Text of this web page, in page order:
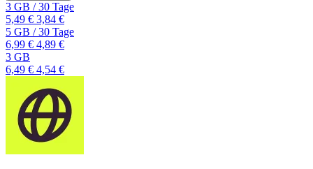
3 GB /30 Tage
5,49 € 3,84 €
5 GB /30 Tage
6,99 € 4,89 €
3 GB
6,49 € 4,54 €